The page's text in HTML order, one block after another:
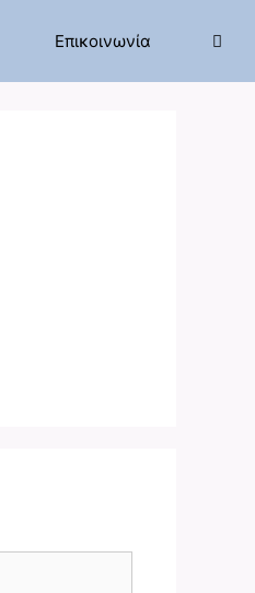
Επικοινωνία